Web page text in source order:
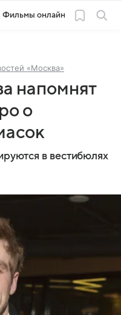
Фильмы онлайн
«Москва»
напомнят
о
в вестибюлях